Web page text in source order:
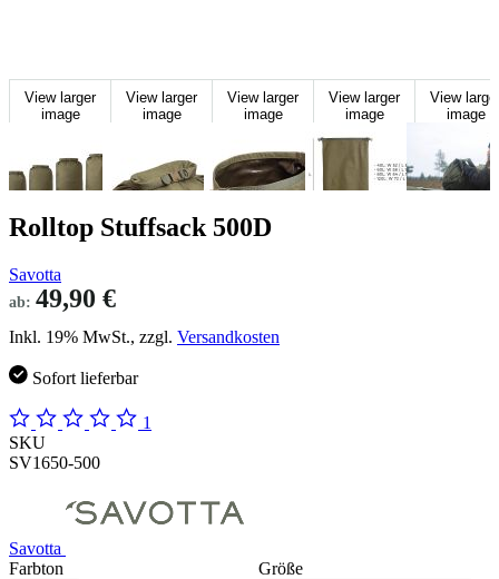
View larger
image
View larger
image
View larger
image
View larger
image
View
image
Rolltop Stuffsack 500D
Savotta
ab: 49,90 €
Inkl. 19% MwSt., zzgl. Versandkosten
Sofort lieferbar
1
SKU
SV1650-500
Savotta
Farbton
Größe